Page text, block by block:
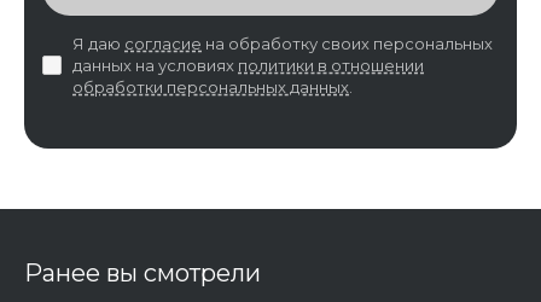
Я даю согласие на обработку своих персональных
данных на условиях политики в отношении
обработки персональных данных
Ранее вы смотрели